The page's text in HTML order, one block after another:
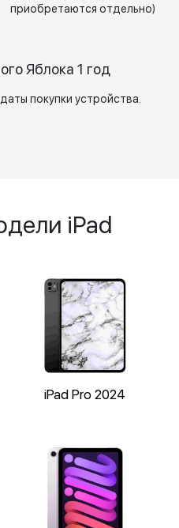
приобретаются отдельно)
Яблока 1 год
покупки устройства.
iPad
iPad Pro 2024